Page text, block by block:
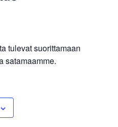
tulevat suorittamaan
satamaamme.